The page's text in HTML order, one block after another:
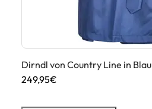
Dirndl von Country Line in Blau
249,95€